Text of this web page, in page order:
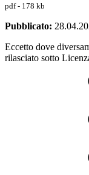
pdf - 178 kb
Pubblicato:
Eccetto dove
rilasciato sotto